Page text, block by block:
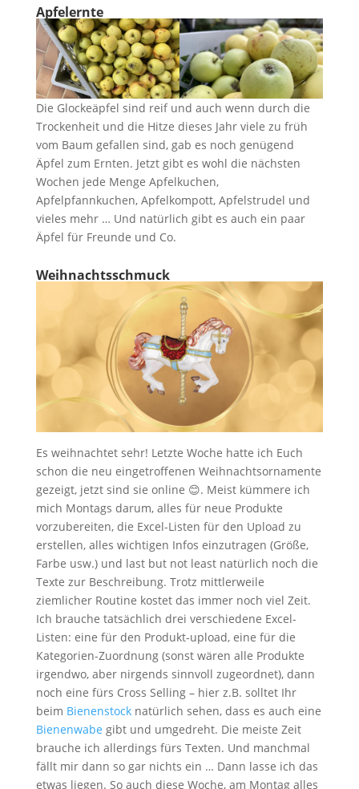
Apfelernte
Die Glockeäpfel sind reif und auch wenn durch die
Trockenheit und die Hitze dieses Jahr viele zu früh
vom Baum gefallen sind, gab es noch genügend
Äpfel zum Ernten. Jetzt gibt es wohl die nächsten
Wochen jede Menge Apfelkuchen,
Apfelpfannkuchen, Apfelkompott, Apfelstrudel und
vieles mehr … Und natürlich gibt es auch ein paar
Äpfel für Freunde und Co.
Weihnachtsschmuck
Es weihnachtet sehr! Letzte Woche hatte ich Euch
schon die neu eingetroffenen Weihnachtsornamente
gezeigt, jetzt sind sie online 😊. Meist kümmere ich
mich Montags darum, alles für neue Produkte
vorzubereiten, die Excel-Listen für den Upload zu
erstellen, alles wichtigen Infos einzutragen (Größe,
Farbe usw.) und last but not least natürlich noch die
Texte zur Beschreibung. Trotz mittlerweile
ziemlicher Routine kostet das immer noch viel Zeit.
Ich brauche tatsächlich drei verschiedene Excel-
Listen: eine für den Produkt-upload, eine für die
Kategorien-Zuordnung (sonst wären alle Produkte
irgendwo, aber nirgends sinnvoll zugeordnet), dann
noch eine fürs Cross Selling – hier z.B. solltet Ihr
beim Bienenstocknatürlich sehen, dass es auch eine
Bienenwabe gibt und umgedreht. Die meiste Zeit
brauche ich allerdings fürs Texten. Und manchmal
fällt mir dann so gar nichts ein … Dann lasse ich das
etwas liegen. So auch diese Woche, am Montag alles